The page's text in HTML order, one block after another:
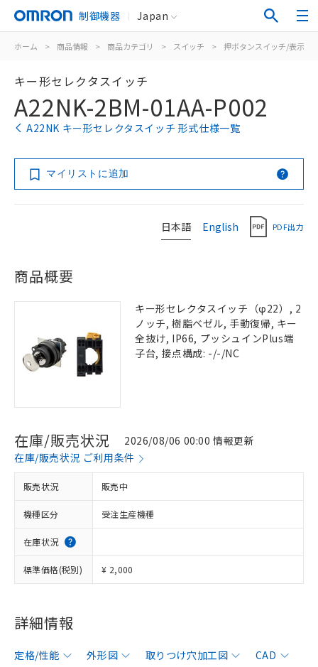
制御機器 Japan
ホーム > 商品情報 > 商品カテゴリ > スイッチ > 押ボタンスイッチ/表示灯
キー形セレクタスイッチ
A22NK-2BM-01AA-P002
A22NK キー形セレクタスイッチ 形式仕様一覧
マイリストに追加
日本語 English PDF出力
商品概要
キー形セレクタスイッチ（φ22）, 2
ノッチ, 樹脂ベゼル, 手動復帰, キー
全抜け, IP66, プッシュインPlus端
子台, 接点構成: -/-/NC
在庫/販売状況
2026/08/06 00:00 情報更新
在庫/販売状況 ご利用条件
販売状況 販売中
機種区分 受注生産機種
在庫状況
標準価格(税別) ¥ 2,000
詳細情報
定格/性能 外形図 取りつけ穴加工図
CAD